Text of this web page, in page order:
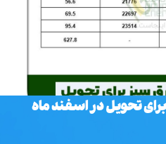
تحویل در اسفند ماه